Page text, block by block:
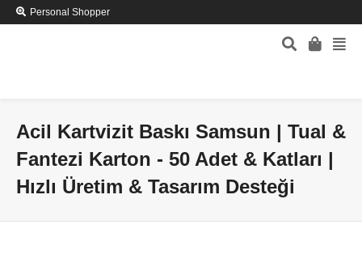
Personal Shopper
Acil Kartvizit Baskı Samsun | Tual &
Fantezi Karton - 50 Adet & Katları |
Hızlı Üretim & Tasarım Desteği